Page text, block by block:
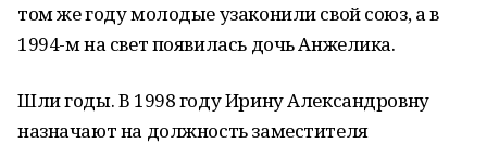
том же году молодые узаконили свой союз, а в
1994-м на свет появилась дочь Анжелика.
Шли годы. В 1998 году Ирину Александровну
назначают на должность заместителя